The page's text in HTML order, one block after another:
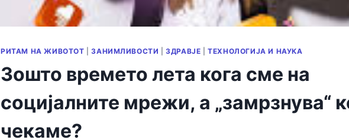
РИТАМ НА ЖИВОТОТ |ЗАНИМЛИВОСТИ |ЗДРАВЈЕ |ТЕХНОЛОГИЈА И НАУКА
Зошто времето лета кога сме на
социјалните мрежи, а „замрзнува“
чекаме?